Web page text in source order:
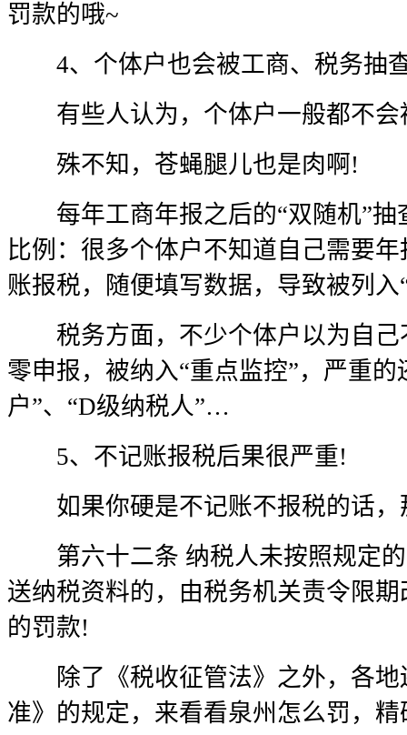
罚款的哦~
4、个体户也会被工商、税务抽
有些人认为，个体户一般都不会
殊不知，苍蝇腿儿也是肉啊!
每年工商年报之后的“双随机”抽
比例：很多个体户不知道自己需要
账报税，随便填写数据，导致被列入
税务方面，不少个体户以为自己
零申报，被纳入“重点监控”，严重
户”、“D级纳税人”…
5、不记账报税后果很严重!
如果你硬是不记账不报税的话，
第六十二条 纳税人未按照规定的
送纳税资料的，由税务机关责令限
的罚款!
除了《税收征管法》之外，各地
准》的规定，来看看泉州怎么罚，精